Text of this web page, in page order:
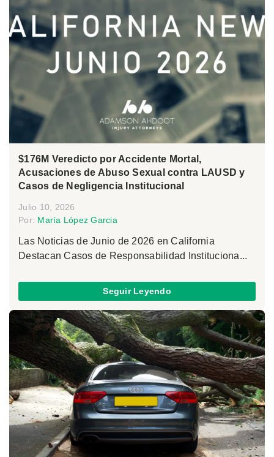
$176M Veredicto por Accidente Mortal,
Acusaciones de Abuso Sexual contra LAUSD y
Casos de Negligencia Institucional
Julio 10, 2026
Por: María López Garcia
Las Noticias de Junio de 2026 en California
Destacan Casos de Responsabilidad Instituciona...
Seguir Leyendo